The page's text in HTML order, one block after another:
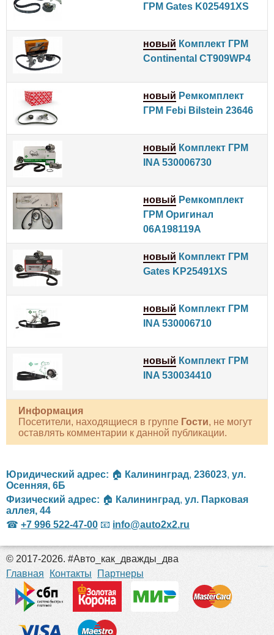
ГРМ Gates K025491XS
новый Комплект ГРМ
Continental CT909WP4
новый Ремкомплект
ГРМ Febi Bilstein 23646
новый Комплект ГРМ
INA 530006730
новый Ремкомплект
ГРМ Оригинал
06A198119A
новый Комплект ГРМ
Gates KP25491XS
новый Комплект ГРМ
INA 530006710
новый Комплект ГРМ
INA 530034410
Информация
Посетители, находящиеся в группе Гости, не могут
оставлять комментарии к данной публикации.
Юридический адрес: 🏠 Калининград, 236023, ул.
Осенняя, 6Б
Физический адрес: 🏠 Калининград, ул. Парковая
аллея, 44
☎ +7 996 522-47-00 📧 info@auto2x2.ru
© 2017-2026. #Авто_как_дважды_два
Главная
Контакты Партнеры